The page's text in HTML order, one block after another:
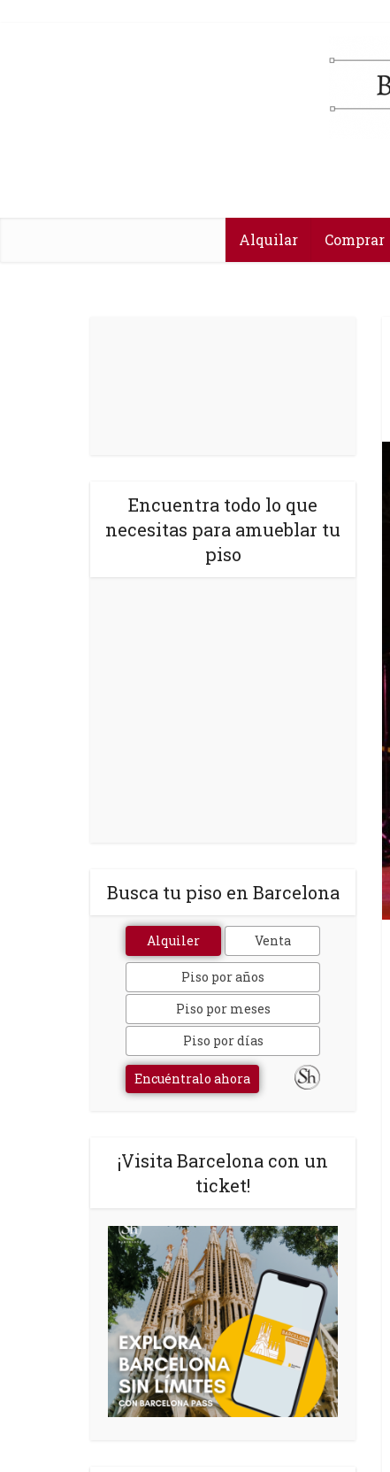
Alquilar Comprar
Encuentra todo lo que
necesitas para amueblar tu
piso
Busca tu piso en Barcelona
Alquiler Venta
Piso por años
Piso por meses
Piso por días
Encuéntralo ahora
¡Visita Barcelona con un
ticket!